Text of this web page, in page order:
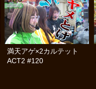
満天アゲ×2カルテット
ACT2 #120